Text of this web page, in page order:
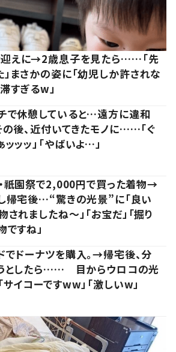
えに→2歳息子を見たら……「先
まさかの姿に「幼児しか許されな
すぎるw」
で休憩していると…遠方に違和
の後、近付いてきたモノに……「ぐ
ッッッ」「やばいよ…」
祇園祭で2,000円で買った着物→
帰宅後…“驚きの光景”に「良い
されましたね～」「お宝だ」「掘り
ですね」
でドーナツを購入。→帰宅後、分
としたら…… 目からウロコの光
サイコーですww」「激しいw」